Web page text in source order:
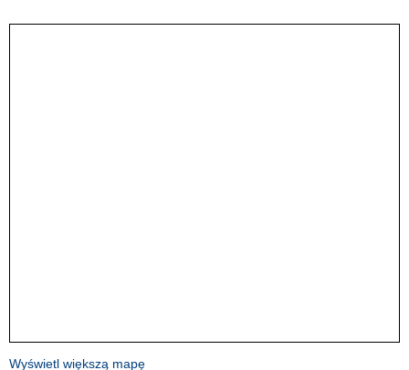
Wyświetl większą mapę